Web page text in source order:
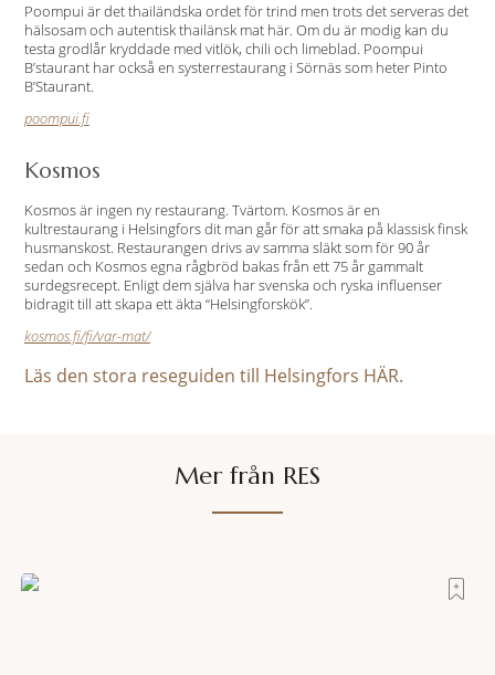
Poompui är det thailändska ordet för trind men trots det serveras det
hälsosam och autentisk thailänsk mat här. Om du är modig kan du
testa grodlår kryddade med vitlök, chili och limeblad. Poompui
B’staurant har också en systerrestaurang i Sörnäs som heter Pinto
B’Staurant.
poompui.fi
Kosmos
Kosmos är ingen ny restaurang. Tvärtom. Kosmos är en
kultrestaurang i Helsingfors dit man går för att smaka på klassisk finsk
husmanskost. Restaurangen drivs av samma släkt som för 90 år
sedan och Kosmos egna rågbröd bakas från ett 75 år gammalt
surdegsrecept. Enligt dem själva har svenska och ryska influenser
bidragit till att skapa ett äkta “Helsingforskök”.
kosmos.fi/fi/var-mat/
Läs den stora reseguiden till Helsingfors HÄR.
Mer från RES